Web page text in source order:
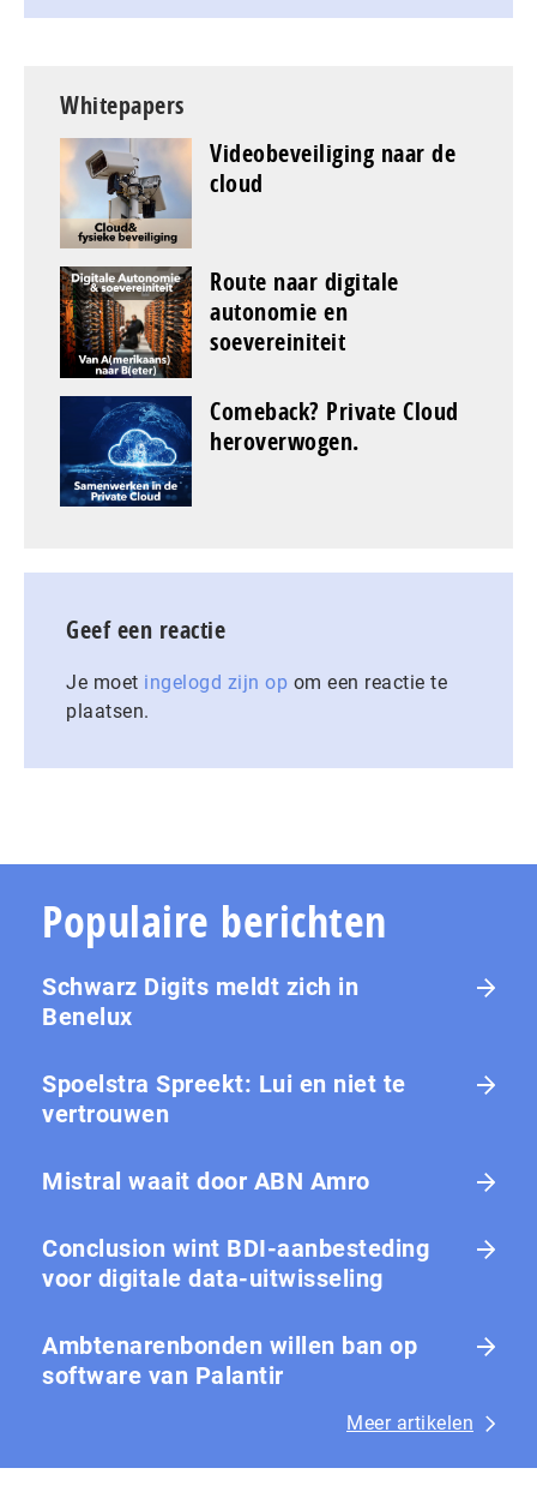
Whitepapers
Videobeveiliging naar de
cloud
Route naar digitale
autonomie en
soevereiniteit
Comeback? Private Cloud
heroverwogen.
Geef een reactie
Je moet ingelogd zijn op om een reactie te
plaatsen.
Populaire berichten
Schwarz Digits meldt zich in
Benelux
Spoelstra Spreekt: Lui en niet te
vertrouwen
Mistral waait door ABN Amro
Conclusion wint BDI-aanbesteding
voor digitale data-uitwisseling
Ambtenarenbonden willen ban op
software van Palantir
Meer artikelen